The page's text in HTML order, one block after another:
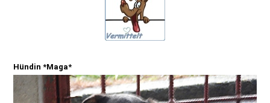
Hündin *Maga*